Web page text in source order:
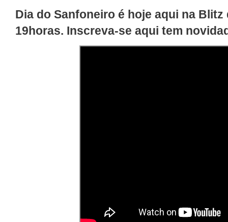
Dia do Sanfoneiro é hoje aqui na Blitz
19horas. Inscreva-se aqui tem